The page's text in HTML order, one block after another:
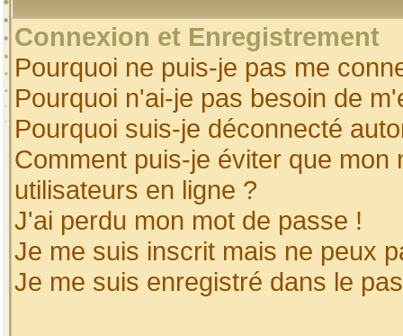
Connexion et Enregistrement
Pourquoi ne puis-je pas me
Pourquoi n'ai-je pas besoin de
Pourquoi suis-je déconnecté
Comment puis-je éviter que
utilisateurs en ligne ?
J'ai perdu mon mot de passe !
Je me suis inscrit mais ne peux
Je me suis enregistré dans le